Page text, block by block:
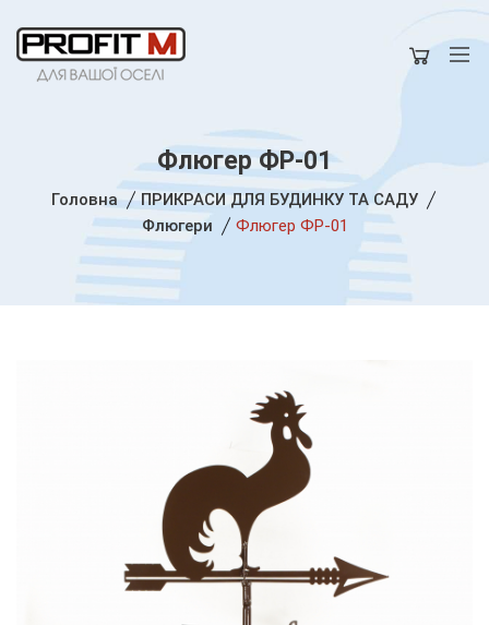
Флюгер ФР-01
Головна
ПРИКРАСИ ДЛЯ БУДИНКУ ТА САДУ
Флюгери
Флюгер ФР-01